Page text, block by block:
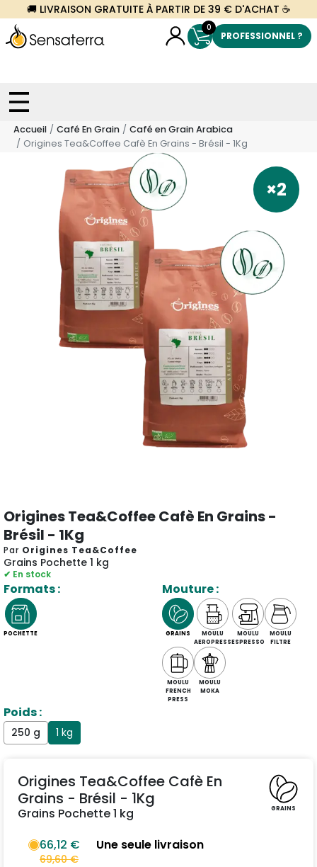
🚚 LIVRAISON GRATUITE À PARTIR DE 39 € D'ACHAT ☕
0
PROFESSIONNEL ?
Accueil Café En Grain
Café en Grain Arabica
Origines Tea&Coffee Cafè En Grains - Brésil - 1Kg
×2
Origines Tea&Coffee Cafè En Grains -
Brésil - 1Kg
Par Origines Tea&Coffee
Grains Pochette 1 kg
✔ En stock
Formats :
POCHETTE
Mouture :
GRAINS
MOULU
AEROPRESS
MOULU
ESPRESSO
MOULU
FILTRE
MOULU
FRENCH
PRESS
MOULU
MOKA
Poids :
250 g 1 kg
GRAINS
Origines Tea&Coffee Cafè En
Grains - Brésil - 1Kg
Grains Pochette 1 kg
66,12 €
69,60 €
Une seule livraison